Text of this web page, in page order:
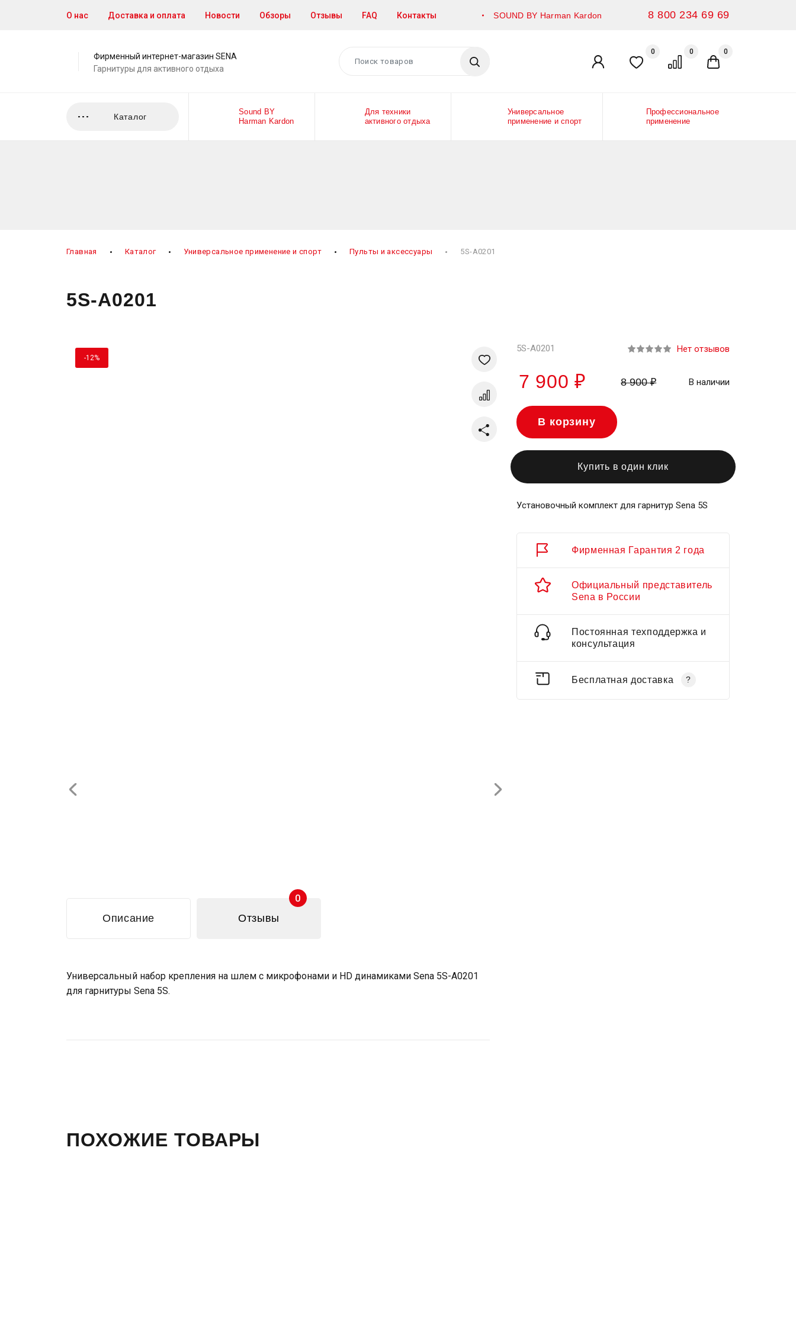
О нас Доставка и оплата Новости Обзоры Отзывы FAQ Контакты SOUND BY Harman Kardon 8 800 234 69 69
Фирменный интернет-магазин SENA
Гарнитуры для активного отдыха
Найти Личный кабинет
Избранное
0
Сравнение
0 0
Каталог
Sound BY
Harman Kardon
Для техники
активного отдыха
Универсальное
применение и спорт
Профессиональное
применение
Главная Каталог Универсальное применение и спорт Пульты и аксессуары 5S-A0201
5S-A0201
5S-A0201 Нет отзывов
7 900 ₽ 8 900 ₽ В наличии
В корзину
Купить в один клик
Установочный комплект для гарнитур Sena 5S
Фирменная Гарантия 2 года
Официальный представитель
Sena в России
Постоянная техподдержка и
консультация
Бесплатная доставка ?
Добавить в избранное
Добавить в сравнение
Поделиться
-12%
Описание Отзывы
0
Универсальный набор крепления на шлем с микрофонами и HD динамиками Sena 5S-A0201
для гарнитуры Sena 5S.
ПОХОЖИЕ ТОВАРЫ